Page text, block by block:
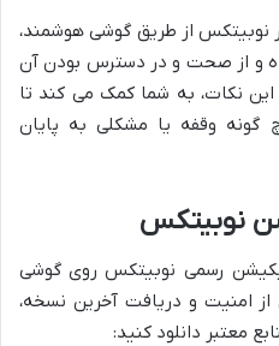
نوبیتکس از طریق گوشی هوشمند،
و از صحت و در دسترس بودن آن
نکات، به شما کمک می کند تا
گونه وقفه یا مشکلی به پایان
نوبیتکس
رسمی نوبیتکس روی گوشی
امنیت و دریافت آخرین نسخه،
معتبر دانلود کنید: